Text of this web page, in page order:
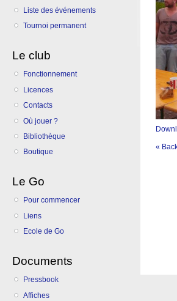
Liste des événements
Tournoi permanent
Le club
Fonctionnement
Licences
Contacts
Où jouer ?
Bibliothèque
Boutique
Le Go
Pour commencer
Liens
Ecole de Go
Documents
Pressbook
Affiches
«